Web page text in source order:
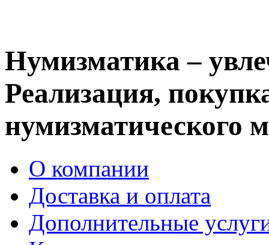
Нумизматика –
Реализация,
нумизматического
О компании
Доставка и оплата
Дополнительные